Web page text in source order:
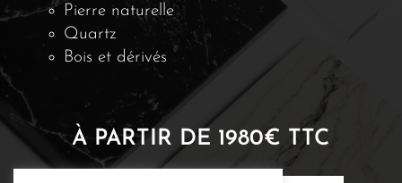
Pierre naturelle
Quartz
Bois et dérivés
À PARTIR DE 1980€ TTC